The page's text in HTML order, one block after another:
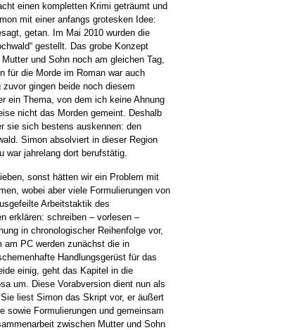
einen kompletten Krimi geträumt und
mit einer anfangs grotesken Idee:
getan. Im Mai 2010 wurden die
gestellt. Das grobe Konzept
und Sohn noch am gleichen Tag,
für die Morde im Roman war auch
gingen beide noch diesem
ein Thema, von dem ich keine Ahnung
nicht das Morden gemeint. Deshalb
sie sich bestens auskennen: den
Simon absolviert in dieser Region
war jahrelang dort berufstätig.
sonst hätten wir ein Problem mit
wobei aber viele Formulierungen von
Arbeitstaktik des
erklären: schreiben – vorlesen –
in chronologischer Reihenfolge vor,
am PC werden zunächst die in
Handlungsgerüst für das
einig, geht das Kapitel in die
um. Diese Vorabversion dient nun als
liest Simon das Skript vor, er äußert
sowie Formulierungen und gemeinsam
zwischen Mutter und Sohn